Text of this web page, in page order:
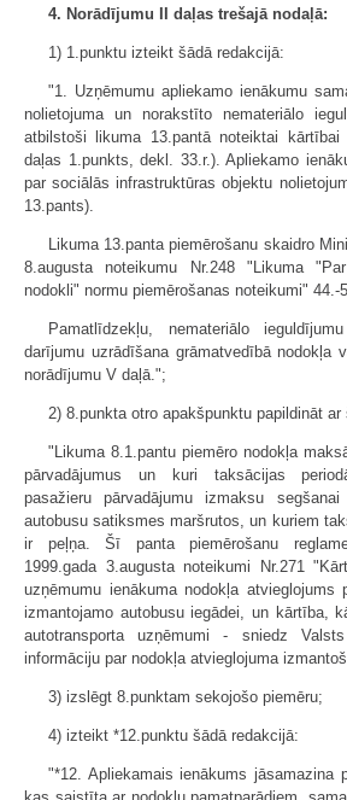
4. Norādījumu II daļas trešajā nodaļā:
1) 1.punktu izteikt šādā redakcijā:
"1. Uzņēmumu apliekamo ienākumu
nolietojuma un norakstīto nemateriālo
atbilstoši likuma 13.pantā noteiktai kārtībai
daļas 1.punkts, dekl. 33.r.). Apliekamo
par sociālās infrastruktūras objektu
13.pants).
Likuma 13.panta piemērošanu skaidro
8.augusta noteikumu Nr.248 "Likuma
nodokli" normu piemērošanas noteikumi" 44.-
Pamatlīdzekļu, nemateriālo
darījumu uzrādīšana grāmatvedībā nodokļa
norādījumu V daļā.";
2) 8.punkta otro apakšpunktu papildināt
"Likuma 8.1.pantu piemēro nodokļa
pārvadājumus un kuri taksācijas
pasažieru pārvadājumu izmaksu
autobusu satiksmes maršrutos, un kuriem
ir peļņa. Šī panta piemērošanu
1999.gada 3.augusta noteikumi Nr.271
uzņēmumu ienākuma nodokļa atvieglojums
izmantojamo autobusu iegādei, un kārtība,
autotransporta uzņēmumi - sniedz
informāciju par nodokļa atvieglojuma
3) izslēgt 8.punktam sekojošo piemēru;
4) izteikt *12.punktu šādā redakcijā:
"*12. Apliekamais ienākums jāsamazina